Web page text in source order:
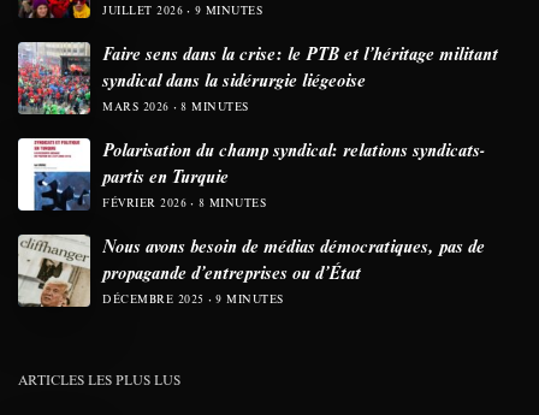
JUILLET 2026 9 MINUTES
Faire sens dans la crise: le PTB et l’héritage militant
syndical dans la sidérurgie liégeoise
MARS 2026 8 MINUTES
Polarisation du champ syndical: relations syndicats-
partis en Turquie
FÉVRIER 2026 8 MINUTES
Nous avons besoin de médias démocratiques, pas de
propagande d’entreprises ou d’État
DÉCEMBRE 2025 9 MINUTES
ARTICLES LES PLUS LUS